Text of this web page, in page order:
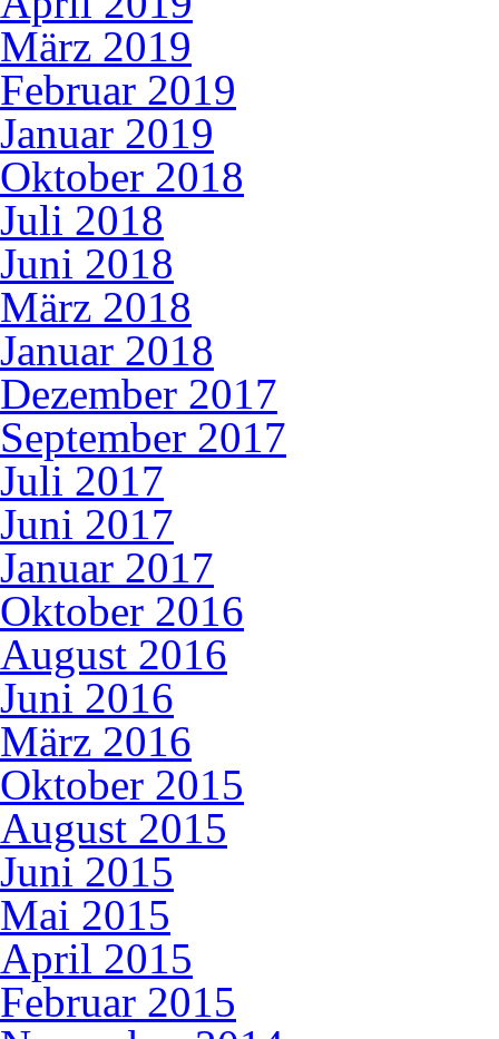
März 2019
Februar 2019
Januar 2019
Oktober 2018
Juli 2018
Juni 2018
März 2018
Januar 2018
Dezember 2017
September 2017
Juli 2017
Juni 2017
Januar 2017
Oktober 2016
August 2016
Juni 2016
März 2016
Oktober 2015
August 2015
Juni 2015
Mai 2015
April 2015
Februar 2015